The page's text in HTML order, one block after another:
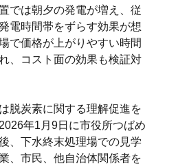
では朝夕の発電が増え、従
電時間帯をずらす効果が想
で価格が上がりやすい時間
、コスト面の効果も検証対
脱炭素に関する理解促進を
年1月9日に市役所つばめ
、下水終末処理場での見学
、市民、他自治体関係者を